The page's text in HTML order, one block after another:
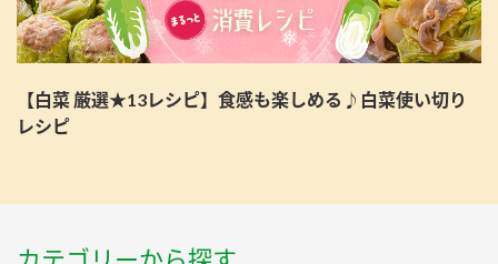
【白菜 厳選★13レシピ】食感も楽しめる♪白菜使い切り
レシピ